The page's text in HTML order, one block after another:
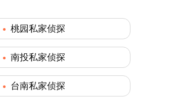
桃园私家侦探
南投私家侦探
台南私家侦探